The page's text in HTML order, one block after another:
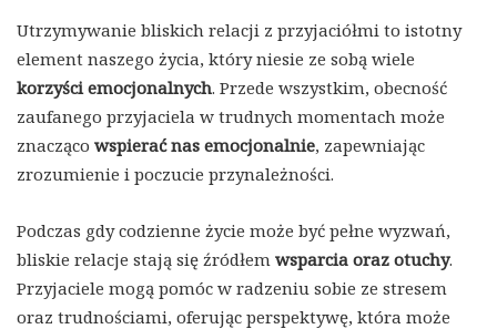
Utrzymywanie bliskich relacji z przyjaciółmi to istotny
element naszego życia, który niesie ze sobą wiele
korzyści emocjonalnych. Przede wszystkim, obecność
zaufanego przyjaciela w trudnych momentach może
znacząco wspierać nas emocjonalnie, zapewniając
zrozumienie i poczucie przynależności.
Podczas gdy codzienne życie może być pełne wyzwań,
bliskie relacje stają się źródłem wsparcia oraz otuchy.
Przyjaciele mogą pomóc w radzeniu sobie ze stresem
oraz trudnościami, oferując perspektywę, która może